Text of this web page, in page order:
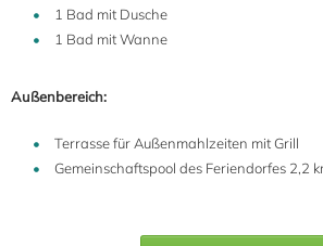
1 Bad mit Dusche
1 Bad mit Wanne
Außenbereich:
Terrasse für Außenmahlzeiten mit Grill
Gemeinschaftspool des Feriendorfes 2,2